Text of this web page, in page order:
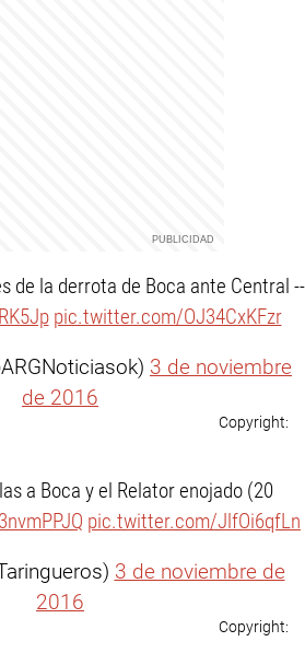
de la derrota de Boca ante Central --
pic.twitter.com/OJ34CxKFzr
3 de noviembre
de 2016
a Boca y el Relator enojado (20
pic.twitter.com/JlfOi6qfLn
3 de noviembre de
2016